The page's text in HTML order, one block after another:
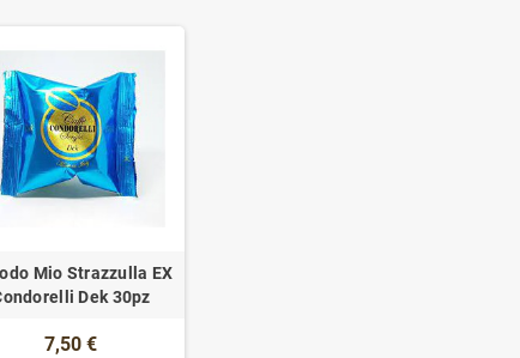
Mio Strazzulla EX
Dek 30pz
7,50 €